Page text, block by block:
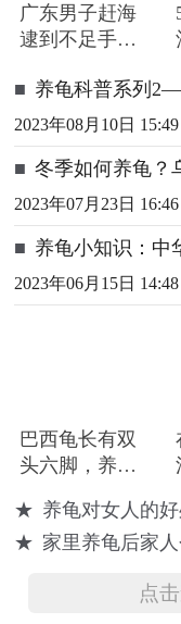
广东男子赶海
逮到不足手指
隆起像奥特曼
■ 养龟科普系列
2023年08月10日 15:49
■ 冬季如何养龟？
2023年07月23日 16:46
■ 养龟小知识：中
2023年06月15日 14:48
巴西龟长有双
头六脚，养龟
次见，对待它
如宝贝似的
★ 养龟对女人的
★ 家里养龟后家人个
点